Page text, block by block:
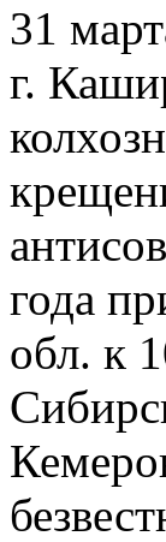
31
г.
года
обл. к